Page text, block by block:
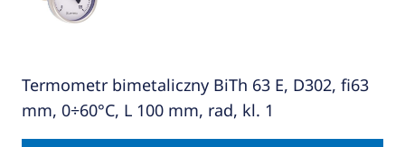
Termometr bimetaliczny BiTh 63 E, D302, fi63
mm, 0÷60°C, L 100 mm, rad, kl. 1